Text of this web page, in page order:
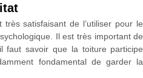
satisfaisant de l’utiliser pour le
Il est très important de
savoir que la toiture participe
fondamental de garder la